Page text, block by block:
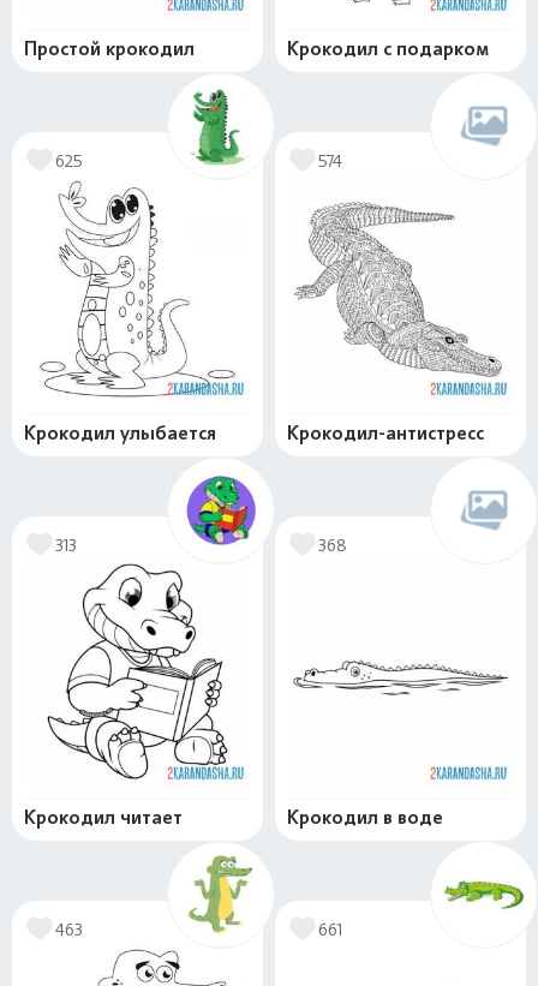
Простой крокодил Крокодил с подарком
625
Крокодил улыбается
574
Крокодил-антистресс
313
Крокодил читает
368
Крокодил в воде
463 661